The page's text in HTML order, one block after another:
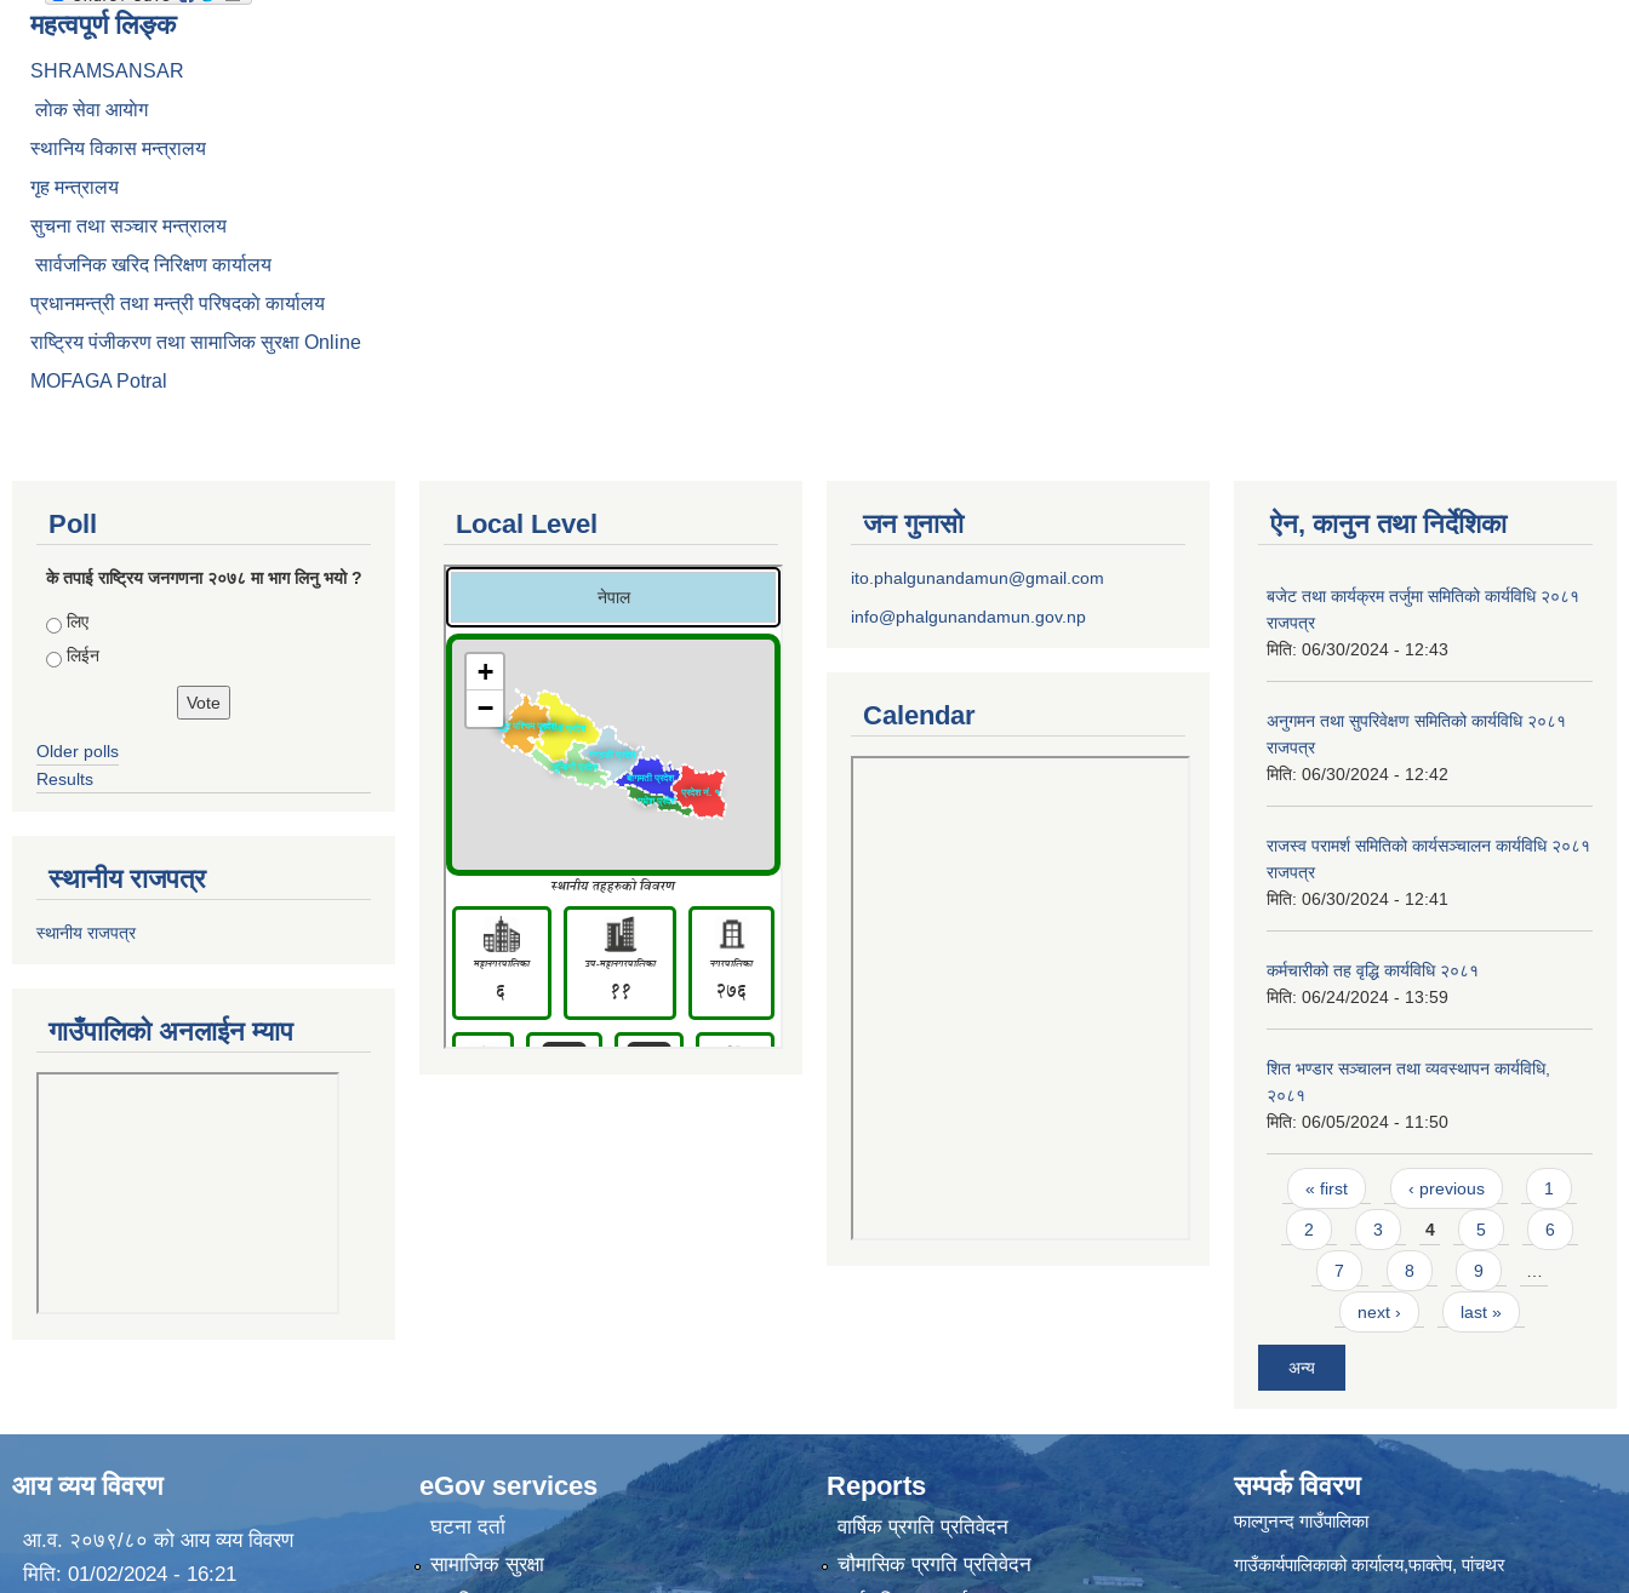
महत्वपूर्ण लिङ्क
SHRAMSANSAR
लाेक सेवा आयाेग
स्थानिय विकास मन्त्रालय
गृह मन्त्रालय
सुचना तथा सञ्चार मन्त्रालय
सार्वजनिक खरिद निरिक्षण कार्यालय
प्रधानमन्त्री तथा मन्त्री परिषदकाे कार्यालय
राष्ट्रिय पंजीकरण तथा सामाजिक सुरक्षा Online
MOFAGA Potral
Poll
के तपाई राष्ट्रिय जनगणना २०७८ मा भाग लिनु भयो ?
Choices
लिए
लिईन
Older polls
Results
स्थानीय राजपत्र
स्थानीय राजपत्र
गाउँपालिको अनलाईन म्याप
Local Level जन गुनासो
ito.phalgunandamun@gmail.com
info@phalgunandamun.gov.np
Calendar
ऐन, कानुन तथा निर्देशिका
बजेट तथा कार्यक्रम तर्जुमा समितिको कार्यविधि २०८१
राजपत्र
मिति: 06/30/2024 - 12:43
अनुगमन तथा सुपरिवेक्षण समितिको कार्यविधि २०८१
राजपत्र
मिति: 06/30/2024 - 12:42
राजस्व परामर्श समितिको कार्यसञ्चालन कार्यविधि २०८१
राजपत्र
मिति: 06/30/2024 - 12:41
कर्मचारीको तह वृद्धि कार्यविधि २०८१
मिति: 06/24/2024 - 13:59
शित भण्डार सञ्चालन तथा व्यवस्थापन कार्यविधि,
२०८१
मिति: 06/05/2024 - 11:50
Pages
« first ‹ previous 1
2 3 4 5 6
7 8 9
next › last »
अन्य
आय व्यय विवरण
आ.व. २०७९/८० को आय व्यय विवरण
मिति: 01/02/2024 - 16:21
eGov services
घटना दर्ता
सामाजिक सुरक्षा
Reports
वार्षिक प्रगति प्रतिवेदन
चौमासिक प्रगति प्रतिवेदन
सम्पर्क विवरण
फाल्गुनन्द गाउँपालिका
गाउँकार्यपालिकाको कार्यालय,फाक्तेप, पांचथर